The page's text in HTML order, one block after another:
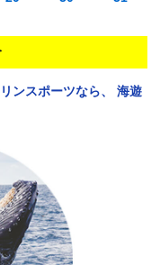
ンスポーツなら、
海遊